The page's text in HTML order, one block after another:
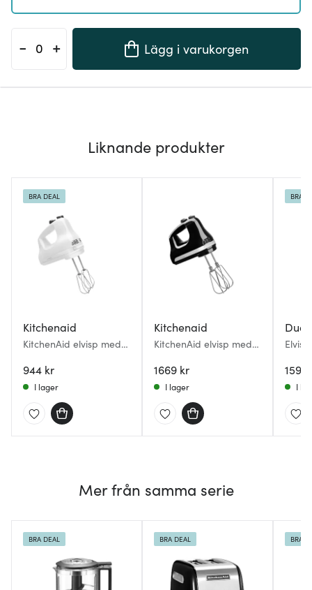
- + Lägg i varukorgen
Liknande produkter
Kitchenaid
KitchenAid elvisp med 5
vit
944 kr
BRA DEAL
I lager
Kitchenaid
KitchenAid elvisp med 5
svart
1669 kr
I lager
1599
BRA
I
Mer från samma serie
BRA DEAL BRA DEAL BRA